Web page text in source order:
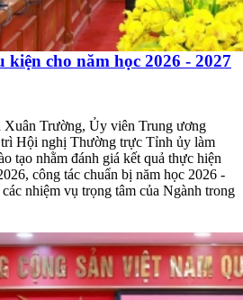
kiện cho năm học 2026 - 2027
Xuân Trường, Ủy viên Trung ương
Hội nghị Thường trực Tỉnh ủy làm
tạo nhằm đánh giá kết quả thực hiện
công tác chuẩn bị năm học 2026 -
nhiệm vụ trọng tâm của Ngành trong